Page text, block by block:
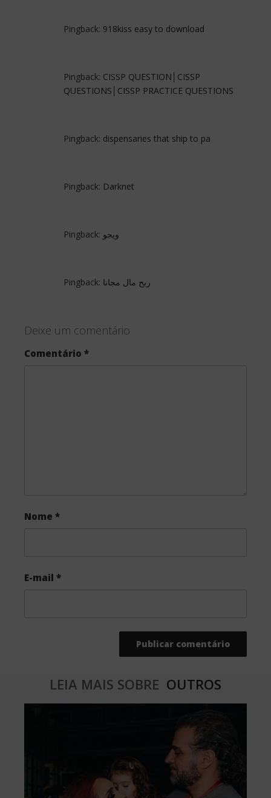
Pingback: 918kiss easy to download
Pingback: CISSP QUESTION│CISSP
QUESTIONS│CISSP PRACTICE QUESTIONS
Pingback: dispensaries that ship to pa
Pingback: Darknet
Pingback: ويجو
Pingback: ربح مال مجانا
Deixe um comentário
Comentário *
Nome *
E-mail *
LEIA MAIS SOBRE OUTROS